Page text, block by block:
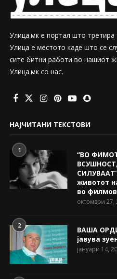
Улица.мк е портал што третира
Улица е местото каде што се
сите битни работи во нашиот
Улица.мк со нас.
НАЈЧИТАНИ ТЕКСТОВИ
1
“ВО
животот
во
октомври 27,
2
ВАША
јавува
јануари 14,